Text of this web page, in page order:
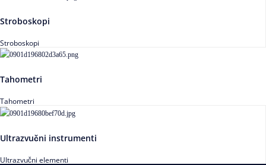
Stroboskopi
Stroboskopi
Tahometri
Tahometri
Ultrazvučni instrumenti
Ultrazvučni elementi